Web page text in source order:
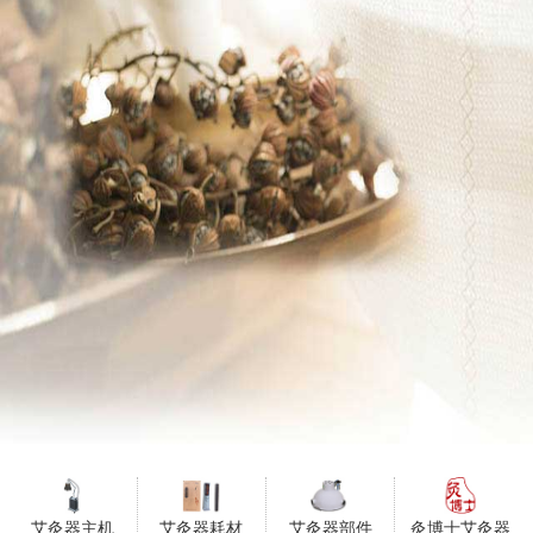
艾灸器主机 艾灸器耗材 艾灸器部件 灸博士艾灸器